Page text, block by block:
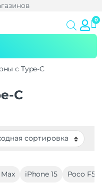
с Type-C
C
iPhone 15 Poco F5